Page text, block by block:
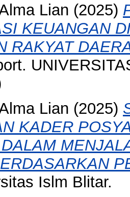
Lian (2025)
KEUANGAN
RAKYAT
Lian (2025)
KADER
Islm Blitar.